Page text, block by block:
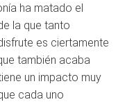
ha matado el
la que tanto
es ciertamente
también acaba
un impacto muy
cada uno